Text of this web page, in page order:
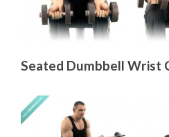
Seated Dumbbell Wrist